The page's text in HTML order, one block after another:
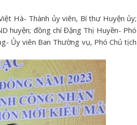
Hà- Thành ủy viên, Bí thư Huyện ủy;
huyện; đồng chí Đặng Thị Huyền- Phó
Ủy viên Ban Thường vụ, Phó Chủ tịch